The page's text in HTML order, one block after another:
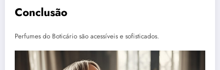
Conclusão
Perfumes do Boticário são acessíveis e sofisticados.